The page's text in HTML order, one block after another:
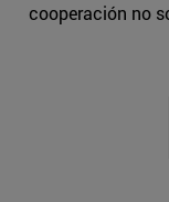
cooperación no